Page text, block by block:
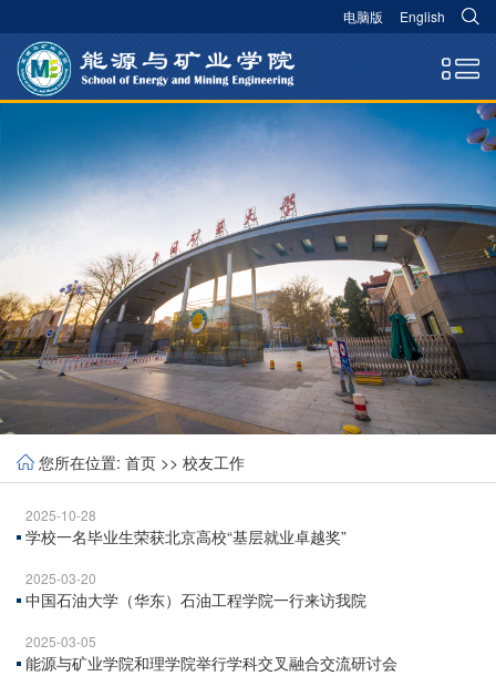
电脑版 English
您所在位置: 首页 >> 校友工作
2025-10-28
学校一名毕业生荣获北京高校“基层就业卓越奖”
2025-03-20
中国石油大学（华东）石油工程学院一行来访我院
2025-03-05
能源与矿业学院和理学院举行学科交叉融合交流研讨会